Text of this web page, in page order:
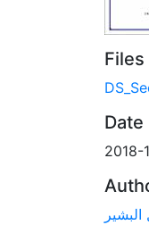
Files
Date
2018-